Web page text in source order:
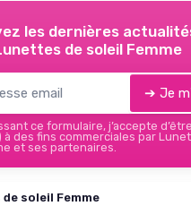
les dernières
de soleil Femme
➔ Je
ce formulaire, j’accepte d’être
à des fins commerciales par
et ses partenaires.
soleil Femme